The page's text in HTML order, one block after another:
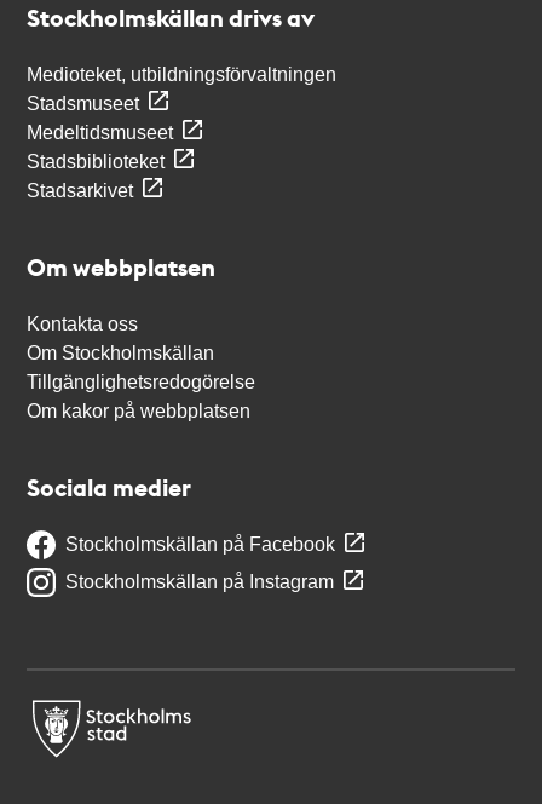
Stockholmskällan drivs av
Medioteket, utbildningsförvaltningen
Stadsmuseet
Medeltidsmuseet
Stadsbiblioteket
Stadsarkivet
Om webbplatsen
Kontakta oss
Om Stockholmskällan
Tillgänglighetsredogörelse
Om kakor på webbplatsen
Sociala medier
Stockholmskällan på Facebook
Stockholmskällan på Instagram